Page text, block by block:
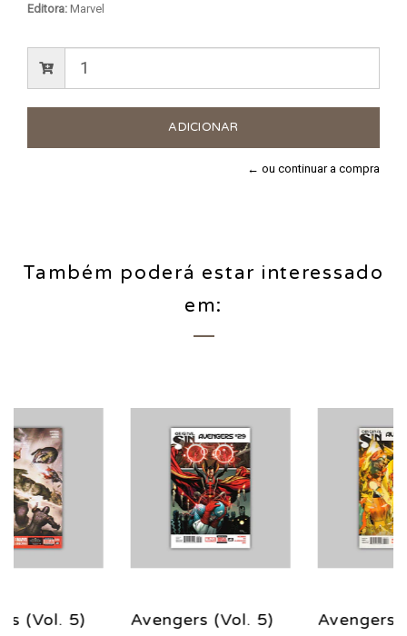
Editora: Marvel
← ou continuar a compra
Também poderá estar interessado
em:
5)
Avengers (Vol. 5)
Avengers (Vol. 5)